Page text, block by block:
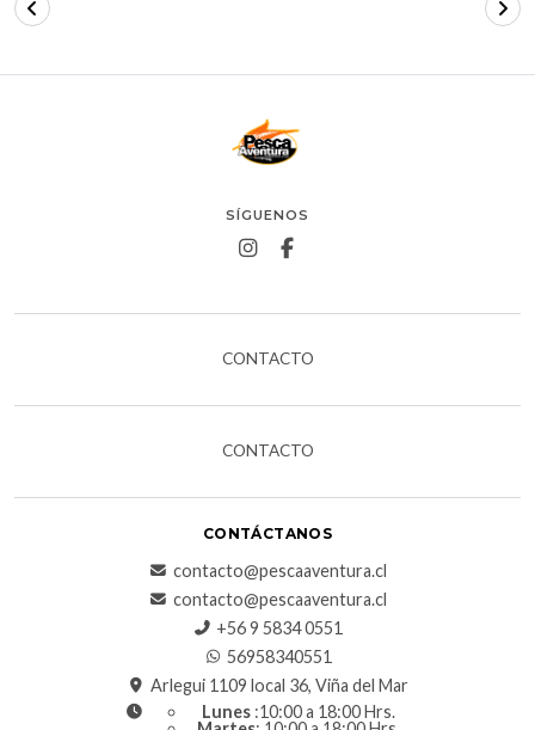
SÍGUENOS
CONTACTO
CONTACTO
CONTÁCTANOS
contacto@pescaaventura.cl
contacto@pescaaventura.cl
+56 9 5834 0551
56958340551
Arlegui 1109 local 36, Viña del Mar
Lunes :10:00 a 18:00 Hrs.